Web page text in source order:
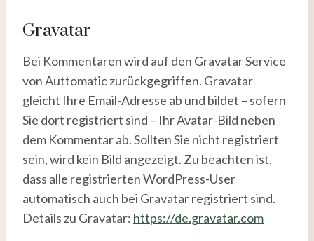
Gravatar
Bei Kommentaren wird auf den Gravatar Service
von Auttomatic zurückgegriffen. Gravatar
gleicht Ihre Email-Adresse ab und bildet – sofern
Sie dort registriert sind – Ihr Avatar-Bild neben
dem Kommentar ab. Sollten Sie nicht registriert
sein, wird kein Bild angezeigt. Zu beachten ist,
dass alle registrierten WordPress-User
automatisch auch bei Gravatar registriert sind.
Details zu Gravatar: https://de.gravatar.com